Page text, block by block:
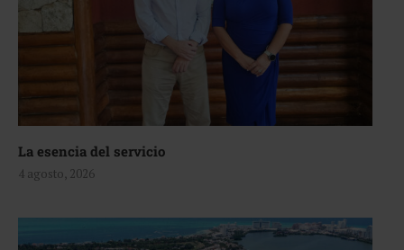
La esencia del servicio
4 agosto, 2026